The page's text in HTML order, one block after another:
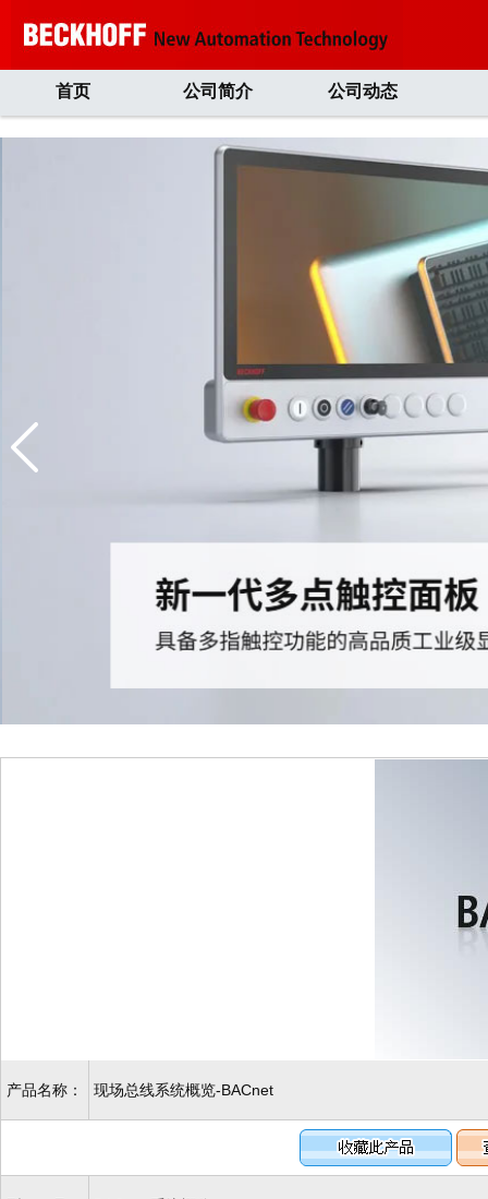
首页 公司简介 公司动态
产品名称： 现场总线系统概览-BACnet